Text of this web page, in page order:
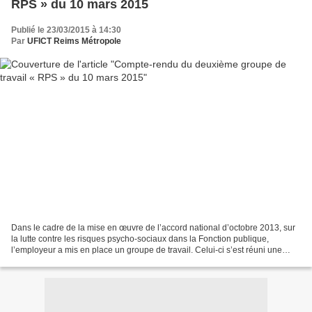
RPS » du 10 mars 2015
Publié le 23/03/2015 à 14:30
Par UFICT Reims Métropole
Dans le cadre de la mise en œuvre de l’accord national d’octobre 2013, sur
la lutte contre les risques psycho-sociaux dans la Fonction publique,
l’employeur a mis en place un groupe de travail. Celui-ci s’est réuni une